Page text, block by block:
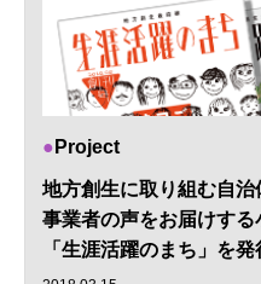
Project
地方創生に取り組む自治
事業者の声をお届けする
「生涯活躍のまち」を発